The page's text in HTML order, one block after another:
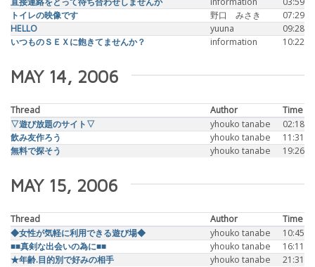
トイレの映像です
野口 みさき
07:29
HELLO
yuuna
09:28
いつものＳＥＸに飽きてませんか？
information 10:22
MAY 14, 2006
Thread Author
Time
▽遊び放題のサイト▽
yhouko tanabe
02:18
飲み友作ろう
yhouko tanabe
11:31
無料で探そう
yhouko tanabe 19:26
MAY 15, 2006
Thread Author
Time
◆女性が気軽に利用できる遊び場◆
yhouko tanabe
10:45
■■真剣な出会いの為に■■
yhouko tanabe
16:11
★年齢.目的別で好みの相手
yhouko tanabe 21:31